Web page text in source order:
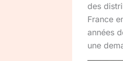
des
France
années
une